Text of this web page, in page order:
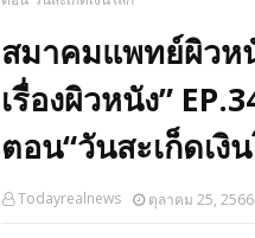
สมาคมแพทย์ผิวห
เรื่องผิวหนัง”
ตอน“วันสะเก็ดเงิ
Todayrealnews ตุลาคม 25, 2566